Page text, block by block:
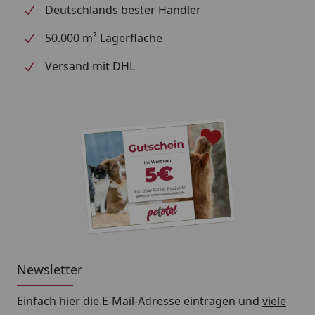
Deutschlands bester Händler
50.000 m² Lagerfläche
Versand mit DHL
Newsletter
Einfach hier die E-Mail-Adresse eintragen und viele